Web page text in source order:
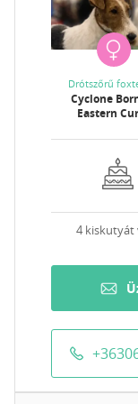
Drótszőrű
Cyclone
Eastern
4 kiskutyát